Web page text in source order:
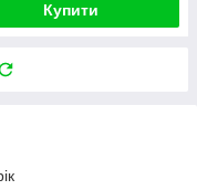
Купити